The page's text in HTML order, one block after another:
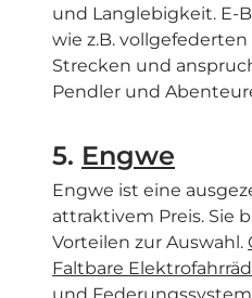
und Langlebigkeit. E-
wie z.B.
Strecken und
Pendler und
5. Engwe
Engwe ist eine
attraktivem Preis. Sie
Vorteilen zur Auswahl.
Faltbare
und